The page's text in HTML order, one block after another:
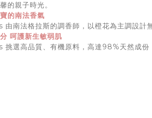
的親子時光。
的南法香氣
由南法格拉斯的調香師，以橙花為主調設計
呵護新生敏弱肌
挑選高品質、有機原料，高達98%天然成份